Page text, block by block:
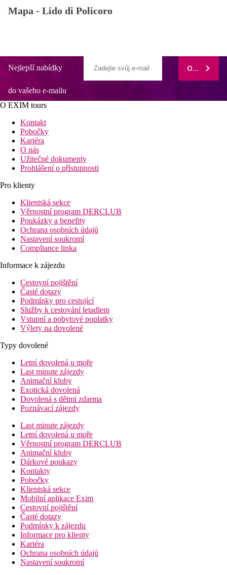
Mapa - Lido di Policoro
Nejlepší nabídky
do vašeho e-mailu
ODEBÍRAT
O EXIM tours
Kontakt
Pobočky
Kariéra
O nás
Užitečné dokumenty
Prohlášení o přístupnosti
Pro klienty
Klientská sekce
Věrnostní program DERCLUB
Poukázky a benefity
Ochrana osobních údajů
Nastavení soukromí
Compliance linka
Informace k zájezdu
Cestovní pojištění
Časté dotazy
Podmínky pro cestující
Služby k cestování letadlem
Vstupní a pobytové poplatky
Výlety na dovolené
Typy dovolené
Letní dovolená u moře
Last minute zájezdy
Animační kluby
Exotická dovolená
Dovolená s dětmi zdarma
Poznávací zájezdy
Last minute zájezdy
Letní dovolená u moře
Věrnostní program DERCLUB
Animační kluby
Dárkové poukazy
Kontakty
Pobočky
Klientská sekce
Mobilní aplikace Exim
Cestovní pojištění
Časté dotazy
Podmínky k zájezdu
Informace pro klienty
Kariéra
Ochrana osobních údajů
Nastavení soukromí